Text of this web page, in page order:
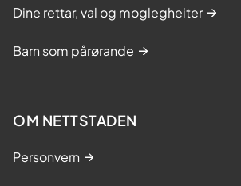
Dine rettar, val og moglegheiter
Barn som pårørande
OM NETTSTADEN
Personvern